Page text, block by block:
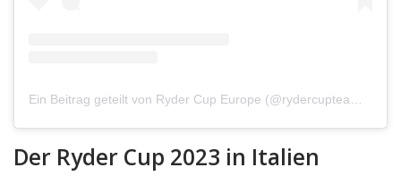
Der Ryder Cup 2023 in Italien